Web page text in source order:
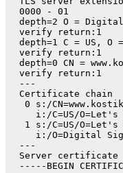
0000 - 01
depth=2 O =
verify return:1
depth=1 C = US,
verify return:1
depth=0 CN =
verify return:1
---
Certificate chain
0 s:/
i:/C=US/O=Let's
1 s:/C=US/
i:/O=Digital
---
Server certificate
-----BEGIN